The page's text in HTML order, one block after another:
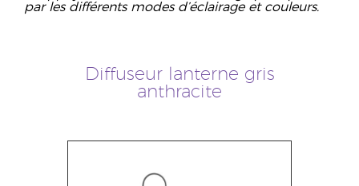
Diffuseur lanterne gris
anthracite
par les différents modes d’éclairage et couleurs.